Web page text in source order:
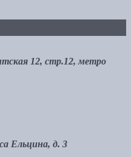
12, стр.12, метро
Ельцина, д. 3